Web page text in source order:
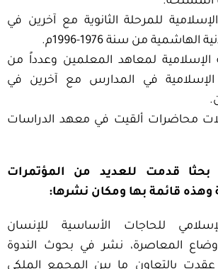
للمرحلة الثانوية مع آخرين في
الهاشمية من سنة 1976-1996م.
الإسلامية لمعاهد المعلمين وعدداً من
الإسلامية في المدارس مع آخرين في
محاضرات ألقيت في معهد الدراسات
قدمت للعديد من المؤتمرات
وهذه قائمة بها ومكان نشرها:
للحاجات الأساسية للإنسان
المعاصرة، نشر في بحوث الندوة